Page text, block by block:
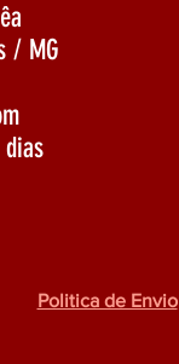
/ MG
dias
Politica de Envio